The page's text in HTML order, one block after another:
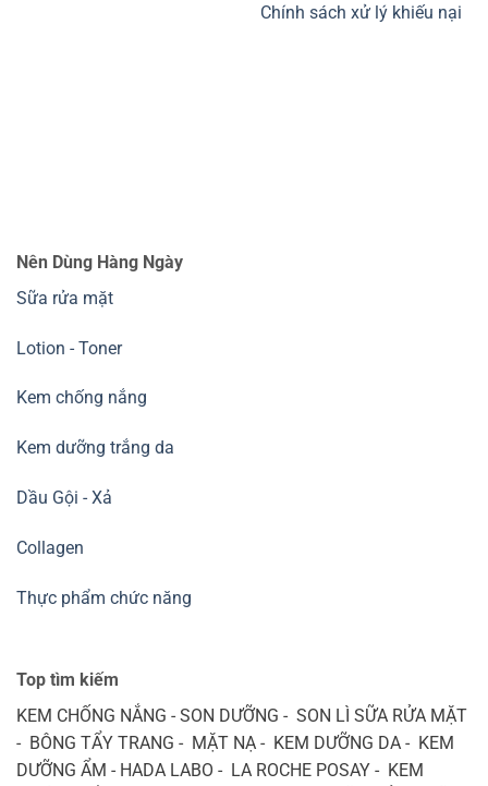
Chính sách xử lý khiếu nại
Nên Dùng Hàng Ngày
Sữa rửa mặt
Lotion - Toner
Kem chống nắng
Kem dưỡng trắng da
Dầu Gội - Xả
Collagen
Thực phẩm chức năng
Top tìm kiếm
KEM CHỐNG NẮNG - SON DƯỠNG - SON LÌ SỮA RỬA MẶT
- BÔNG TẨY TRANG - MẶT NẠ - KEM DƯỠNG DA - KEM
DƯỠNG ẨM - HADA LABO - LA ROCHE POSAY - KEM